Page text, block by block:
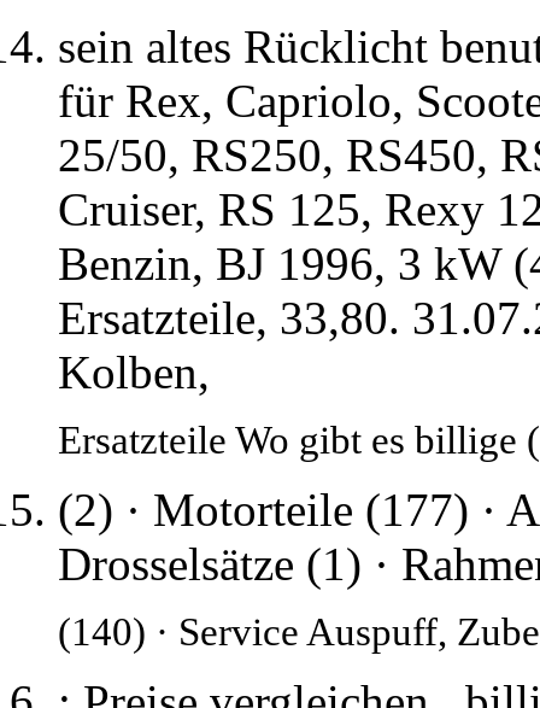
sein altes Rücklicht
für Rex, Capriolo,
25/50, RS250, RS450,
Cruiser, RS 125, Rexy
Benzin, BJ 1996, 3 kW
Ersatzteile, 33,80.
Kolben,
Ersatzteile Wo gibt es billige
(2) · Motorteile (177) ·
Drosselsätze (1) ·
(140) · Service Auspuff,